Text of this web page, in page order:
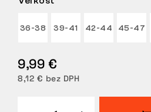
36-38 39-41 42-44 45-47
9,99 €
8,12 € bez DPH